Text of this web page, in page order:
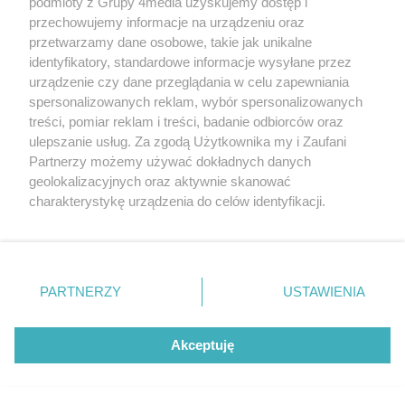
#WieszPierwszy
Kobiety uczą się, jak się
bronić
Moya Zbyszko Radomka
triumfowała w Grand Prix
PGE. Radomianki
bezkonkurencyjne w Ustce!
ARTYKUŁ SPONSOROWANY
Która dieta pudełkowa w
Legionowie najlepiej sprawdzi
przechowujemy informacje na urządzeniu oraz
przetwarzamy dane osobowe, takie jak unikalne
identyfikatory, standardowe informacje wysyłane przez
urządzenie czy dane przeglądania w celu zapewniania
spersonalizowanych reklam, wybór spersonalizowanych
treści, pomiar reklam i treści, badanie odbiorców oraz
ulepszanie usług. Za zgodą Użytkownika my i Zaufani
Partnerzy możemy używać dokładnych danych
geolokalizacyjnych oraz aktywnie skanować
charakterystykę urządzenia do celów identyfikacji.
zmienić/wycofać klikając przycisk ustawień prywatności
znajdujący się w lewym dolnym rogu strony
. Niektóre
użytkownika, ale masz prawo sprzeciwić się takiemu
przetwarzaniu. Preferencje będą miały zastosowania tylko
PARTNERZY USTAWIENIA
Akceptuję